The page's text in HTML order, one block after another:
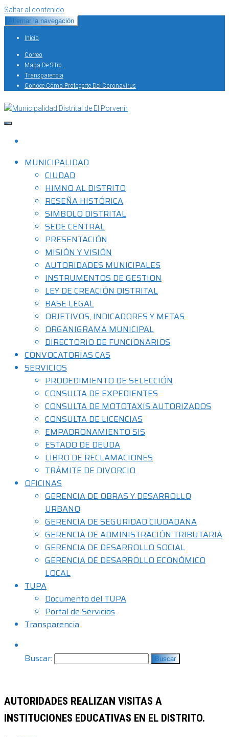
Saltar al contenido
Alternar la navegación
Inicio
Correo
Mapa De Sitio
Transparencia
Conoce Cómo Protegerte Del Coronavirus
Capital del Calzado Peruano
MUNICIPALIDAD
CIUDAD
HIMNO AL DISTRITO
RESEÑA HISTÓRICA
SIMBOLO DISTRITAL
SEDE CENTRAL
PRESENTACIÓN
MISIÓN Y VISIÓN
AUTORIDADES MUNICIPALES
INSTRUMENTOS DE GESTION
LEY DE CREACIÓN DISTRITAL
BASE LEGAL
OBJETIVOS, INDICADORES Y METAS
ORGANIGRAMA MUNICIPAL
DIRECTORIO DE FUNCIONARIOS
CONVOCATORIAS CAS
SERVICIOS
PRODEDIMIENTO DE SELECCIÓN
CONSULTA DE EXPEDIENTES
CONSULTA DE MOTOTAXIS AUTORIZADOS
CONSULTA DE LICENCIAS
EMPADRONAMIENTO SIS
ESTADO DE DEUDA
LIBRO DE RECLAMACIONES
TRÁMITE DE DIVORCIO
OFICINAS
GERENCIA DE OBRAS Y DESARROLLO
URBANO
GERENCIA DE SEGURIDAD CIUDADANA
GERENCIA DE ADMINISTRACIÓN TRIBUTARIA
GERENCIA DE DESARROLLO SOCIAL
GERENCIA DE DESARROLLO ECONÓMICO
LOCAL
TUPA
Documento del TUPA
Portal de Servicios
Transparencia
Buscar:
AUTORIDADES REALIZAN VISITAS A
INSTITUCIONES EDUCATIVAS EN EL DISTRITO.